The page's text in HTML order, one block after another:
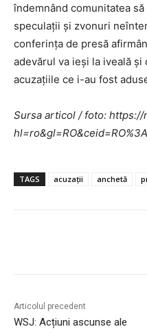
îndemnând comunitatea
speculații și zvonuri
conferința de presă
adevărul va ieși la iveală
acuzațiile ce i-au fost
Sursa articol / foto:
TAGS acuzații anchetă
Articolul precedent
WSJ: Acțiuni ascunse ale